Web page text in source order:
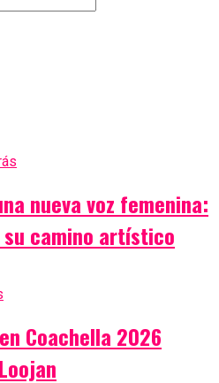
nueva voz femenina:
su camino artístico
Coachella 2026